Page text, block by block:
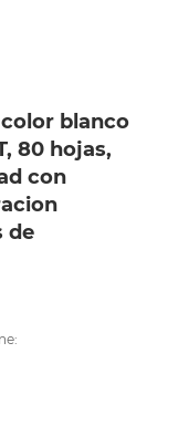
blanco
80 hojas,
con
de